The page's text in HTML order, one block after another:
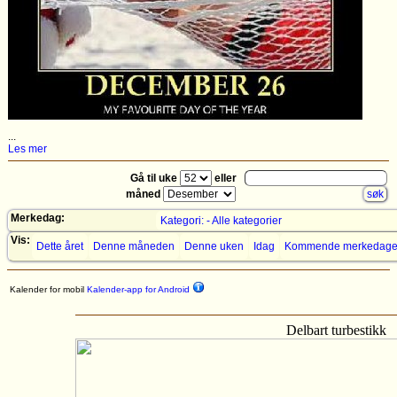
...
Les mer
Gå til uke
eller
måned
Merkedag:
Kategori: - Alle kategorier
Vis:
Dette året Denne måneden Denne uken Idag Kommende
Kalender for mobil Kalender-app for Android
Delbart turbestikk